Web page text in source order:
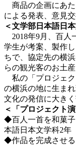
商品の企画にあた
による発表、意見
＜文学部日本語日
2018年9月、百人
学生が考案、製作
ちで、協定先の横
らの観光客のお土
私の「プロジェク
の横浜の地に生ま
文化の発信に大き
＜「プロジェクト
◆百人一首を和菓子
本語日本文学科2年
◆作品を完成させる